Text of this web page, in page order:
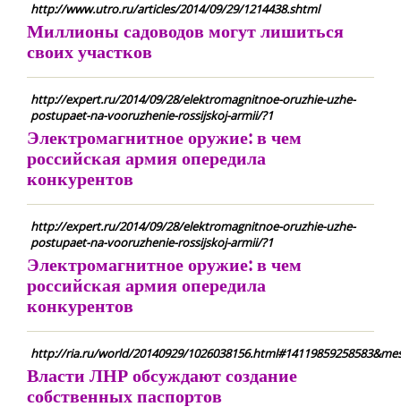
http://www.utro.ru/articles/2014/09/29/1214438.shtml
Миллионы садоводов могут лишиться
своих участков
http://expert.ru/2014/09/28/elektromagnitnoe-oruzhie-uzhe-
postupaet-na-vooruzhenie-rossijskoj-armii/?1
Электромагнитное оружие: в чем
российская армия опередила
конкурентов
http://expert.ru/2014/09/28/elektromagnitnoe-oruzhie-uzhe-
postupaet-na-vooruzhenie-rossijskoj-armii/?1
Электромагнитное оружие: в чем
российская армия опередила
конкурентов
http://ria.ru/world/20140929/
Власти ЛНР обсуждают создание
собственных паспортов